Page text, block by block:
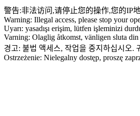
警告:非法访问,请停止您的操作,您的IP
Warning: Illegal access, please stop your
Uyarı: yasadışı erişim, lütfen işleminizi
Varning: Olaglig åtkomst, vänligen sluta
경고: 불법 액세스, 작업을 중지하십시오.
Ostrzeżenie: Nielegalny dostęp, proszę